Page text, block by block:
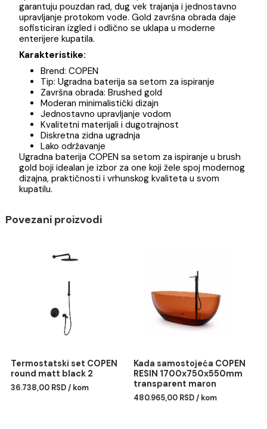
Minimalistički dizajn omogućava diskretnu ugradnju u
zid, čime se postiže uredan izgled prostora uz
maksimalnu funkcionalnost i jednostavno korišćenje.
Set uključuje ugradnu bateriju, držač tuša i ručni tuš
ispiranje, pružajući praktičnost za svakodnevnu
upotrebu. Kvalitetna izrada i precizan mehanizam
garantuju pouzdan rad, dug vek trajanja i jednostavno
upravljanje protokom vode. Gold završna obrada daje
sofisticiran izgled i odlično se uklapa u moderne
enterijere kupatila.
Karakteristike:
Brend: COPEN
Tip: Ugradna baterija sa setom za ispiranje
Završna obrada: Brushed gold
Moderan minimalistički dizajn
Kvalitetni materijali i dugotrajnost
Diskretna zidna ugradnja
Ugradna baterija COPEN sa setom za ispiranje u
gold boji idealan je izbor za one koji žele spoj
dizajna, praktičnosti i vrhunskog kvaliteta u svom
Povezani proizvodi